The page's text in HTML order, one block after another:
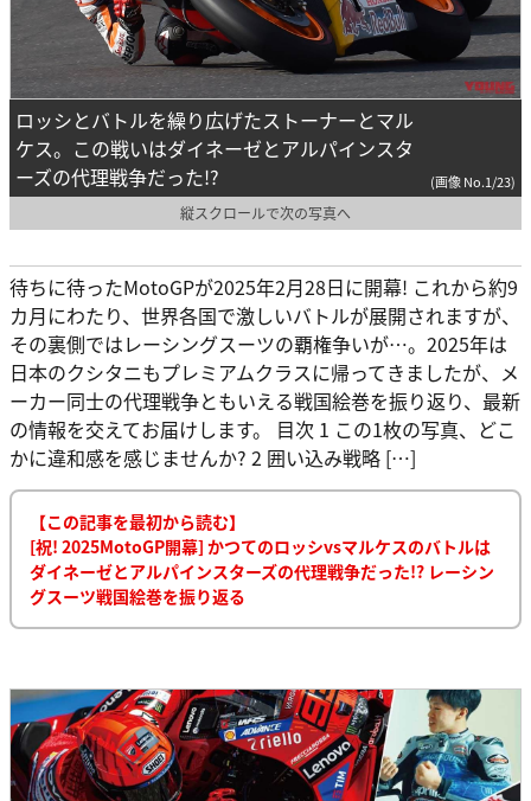
ロッシとバトルを繰り広げたストーナーとマル
ケス。この戦いはダイネーゼとアルパインスタ
ーズの代理戦争だった!?
(画像 No.1/23)
縦スクロールで次の写真へ
待ちに待ったMotoGPが2025年2月28日に開幕! これから約9
カ月にわたり、世界各国で激しいバトルが展開されますが、
その裏側ではレーシングスーツの覇権争いが…。2025年は
日本のクシタニもプレミアムクラスに帰ってきましたが、メ
ーカー同士の代理戦争ともいえる戦国絵巻を振り返り、最新
の情報を交えてお届けします。 目次 1 この1枚の写真、どこ
かに違和感を感じませんか? 2 囲い込み戦略 […]
【この記事を最初から読む】
[祝! 2025MotoGP開幕] かつてのロッシvsマルケスのバトルは
ダイネーゼとアルパインスターズの代理戦争だった!? レーシン
グスーツ戦国絵巻を振り返る